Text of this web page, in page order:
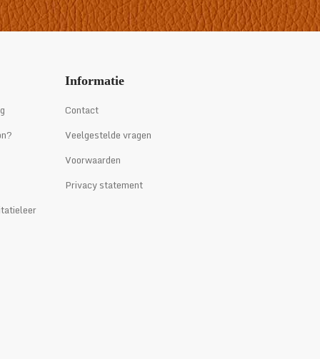
Informatie
Contact
Veelgestelde vragen
Voorwaarden
Privacy statement